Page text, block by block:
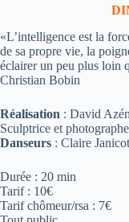
«L’intelligence est la
de sa propre vie, la
éclairer un peu plus loin
Christian Bobin
Réalisation : David
Sculptrice et photographe
Danseurs : Claire
Durée : 20 min
Tarif : 10€
Tarif chômeur/rsa : 7€